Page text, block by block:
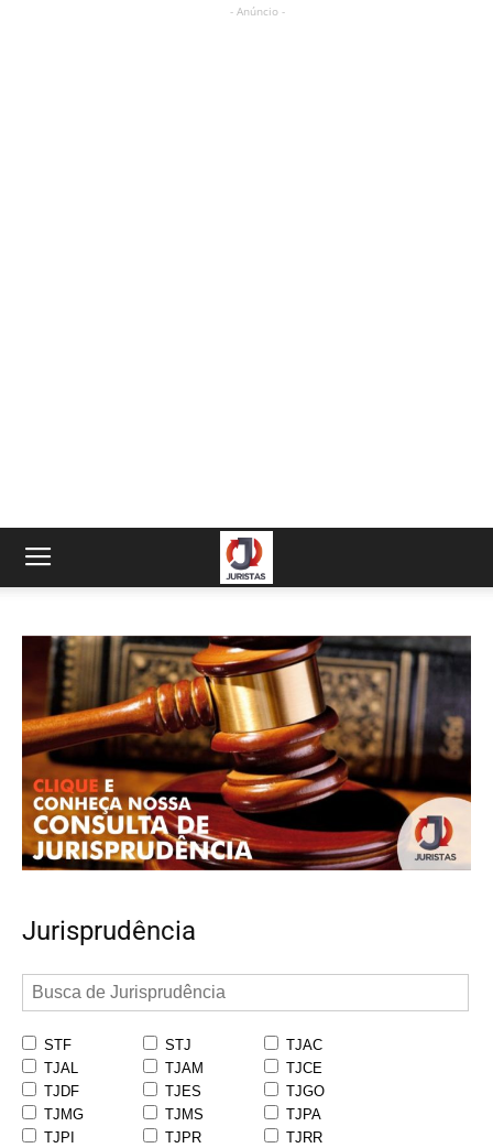
- Anúncio -
Jurisprudência
STF STJ
TJAC
TJAL
TJAM
TJCE
TJDF
TJES
TJGO
TJMG
TJMS
TJPA
TJPI
TJPR
TJRR